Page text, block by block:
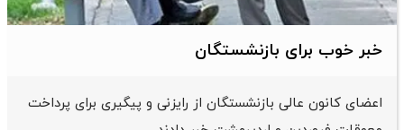
خبر خوب برای بازنشستگان
اعضای کانون عالی بازنشستگان از رایزنی و پیگیری برای پرداخت